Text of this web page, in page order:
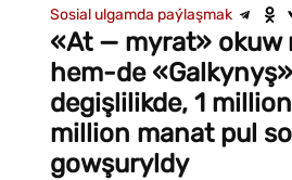
Sosial ulgamda paýlaşmak
«At — myrat» okuw
hem-de
degişlilikde, 1
million manat pul
gowşuryldy